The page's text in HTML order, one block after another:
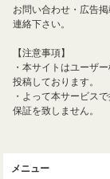
お問い合わせ・広告
連絡下さい。
【注意事項】
・本サイトはユーザ
投稿しております。
・よって本サービス
保証を致しません。
メニュー